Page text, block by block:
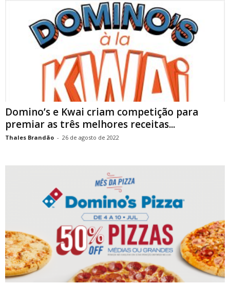
Domino’s e Kwai criam competição para
premiar as três melhores receitas...
Thales Brandão - 26 de agosto de 2022